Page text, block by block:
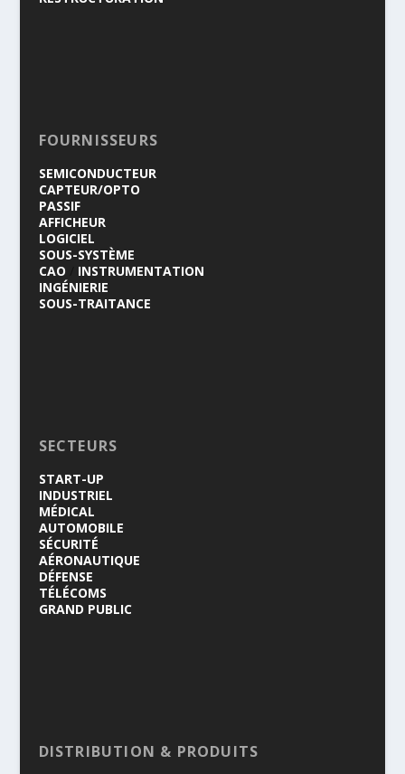
FOURNISSEURS
SEMICONDUCTEUR
CAPTEUR/OPTO
PASSIF
AFFICHEUR
LOGICIEL
SOUS-SYSTÈME
CAO
INSTRUMENTATION
INGÉNIERIE
SOUS-TRAITANCE
SECTEURS
START-UP
INDUSTRIEL
MÉDICAL
AUTOMOBILE
SÉCURITÉ
AÉRONAUTIQUE
DÉFENSE
TÉLÉCOMS
GRAND PUBLIC
DISTRIBUTION & PRODUITS